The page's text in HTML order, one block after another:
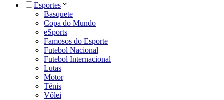
Esportes
Basquete
Copa do Mundo
eSports
Famosos do Esporte
Futebol Nacional
Futebol Internacional
Lutas
Motor
Tênis
Vôlei